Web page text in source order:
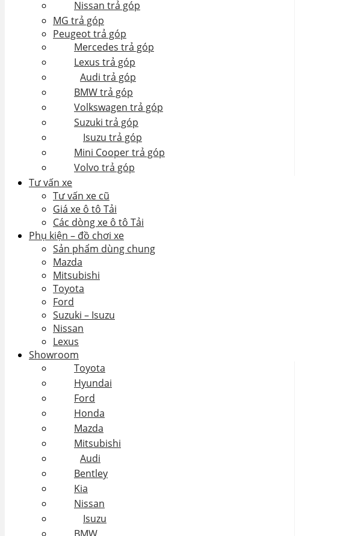
Nissan trả góp
MG trả góp
Peugeot trả góp
Mercedes trả góp
Lexus trả góp
Audi trả góp
BMW trả góp
Volkswagen trả góp
Suzuki trả góp
Isuzu trả góp
Mini Cooper trả góp
Volvo trả góp
Tư vấn xe
Tư vấn xe cũ
Giá xe ô tô Tải
Các dòng xe ô tô Tải
Phụ kiện – đồ chơi xe
Sản phẩm dùng chung
Mazda
Mitsubishi
Toyota
Ford
Suzuki – Isuzu
Nissan
Lexus
Showroom
Toyota
Hyundai
Ford
Honda
Mazda
Mitsubishi
Audi
Bentley
Kia
Nissan
Isuzu